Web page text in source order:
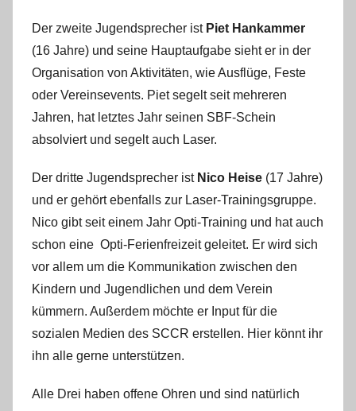
Der zweite Jugendsprecher ist Piet Hankammer
(16 Jahre) und seine Hauptaufgabe sieht er in der
Organisation von Aktivitäten, wie Ausflüge, Feste
oder Vereinsevents. Piet segelt seit mehreren
Jahren, hat letztes Jahr seinen SBF-Schein
absolviert und segelt auch Laser.
Der dritte Jugendsprecher ist Nico Heise (17 Jahre)
und er gehört ebenfalls zur Laser-Trainingsgruppe.
Nico gibt seit einem Jahr Opti-Training und hat auch
schon eine Opti-Ferienfreizeit geleitet. Er wird sich
vor allem um die Kommunikation zwischen den
Kindern und Jugendlichen und dem Verein
kümmern. Außerdem möchte er Input für die
sozialen Medien des SCCR erstellen. Hier könnt ihr
ihn alle gerne unterstützen.
Alle Drei haben offene Ohren und sind natürlich